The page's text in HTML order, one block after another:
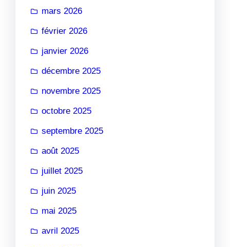
mars 2026
février 2026
janvier 2026
décembre 2025
novembre 2025
octobre 2025
septembre 2025
août 2025
juillet 2025
juin 2025
mai 2025
avril 2025